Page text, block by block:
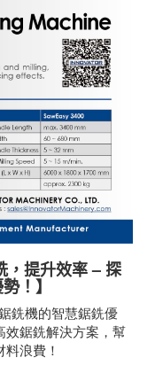
提升效率 – 探
！】
銑機的智慧鋸銑優
效鋸銑解決方案，幫
浪費！